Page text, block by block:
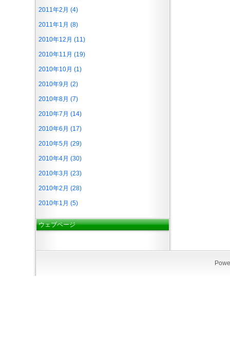
2011年2月 (4)
2011年1月 (8)
2010年12月 (11)
2010年11月 (19)
2010年10月 (1)
2010年9月 (2)
2010年8月 (7)
2010年7月 (14)
2010年6月 (17)
2010年5月 (29)
2010年4月 (30)
2010年3月 (23)
2010年2月 (28)
2010年1月 (5)
ウェブページ